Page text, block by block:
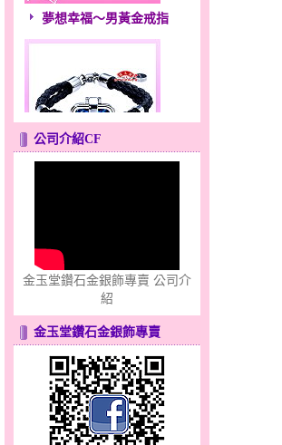
夢想幸福～男黃金戒指
公司介紹CF
金玉堂鑽石金銀飾專賣 公司介
紹
金玉堂鑽石金銀飾專賣